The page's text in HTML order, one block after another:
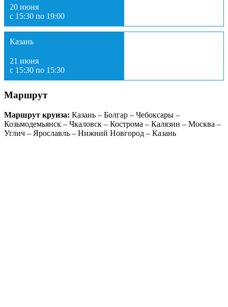
20 июня
с 15:30 по 19:00
Казань
21 июня
с 15:30 по 15:30
Маршрут
Маршрут круиза: Казань – Болгар – Чебоксары –
Козьмодемьянск – Чкаловск – Кострома – Калязин – Москва –
Углич – Ярославль – Нижний Новгород – Казань